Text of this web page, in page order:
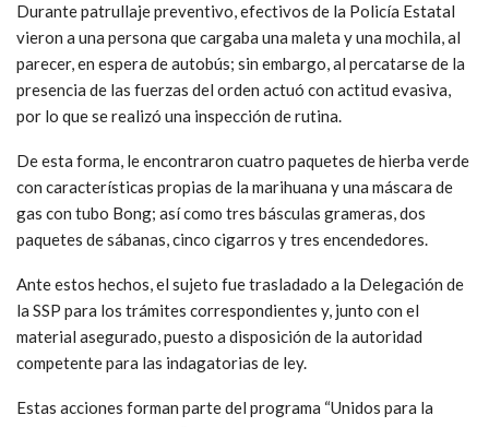
Durante patrullaje preventivo, efectivos de la Policía Estatal
vieron a una persona que cargaba una maleta y una mochila, al
parecer, en espera de autobús; sin embargo, al percatarse de la
presencia de las fuerzas del orden actuó con actitud evasiva,
por lo que se realizó una inspección de rutina.
De esta forma, le encontraron cuatro paquetes de hierba verde
con características propias de la marihuana y una máscara de
gas con tubo Bong; así como tres básculas grameras, dos
paquetes de sábanas, cinco cigarros y tres encendedores.
Ante estos hechos, el sujeto fue trasladado a la Delegación de
la SSP para los trámites correspondientes y, junto con el
material asegurado, puesto a disposición de la autoridad
competente para las indagatorias de ley.
Estas acciones forman parte del programa “Unidos para la